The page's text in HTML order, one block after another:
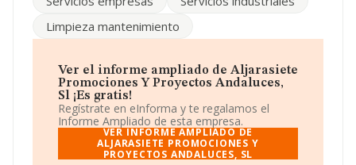
facilita el número de teléfono 954930297.
Proyectos Andaluces, S.L, B91640946, tiene su
domicilio social establecido en Calle D (poligono
Industrial Pineda) núm. 2, (41013), Sevilla, Andalucía.
En base a la información de la que dispone INFORMA
sobre 13.290 compañías, la facturación en el ámbito
nacional alcanza los 1.658 millones de euros y el
promedio de la facturación de ventas entre todas las
Limpieza mantenimiento
Ver el informe ampliado de Aljarasiete
Promociones Y Proyectos Andaluces,
Sl ¡Es gratis!
Regístrate en eInforma y te regalamos el
Informe Ampliado de esta empresa.
VER INFORME AMPLIADO DE
ALJARASIETE PROMOCIONES Y
PROYECTOS ANDALUCES, SL